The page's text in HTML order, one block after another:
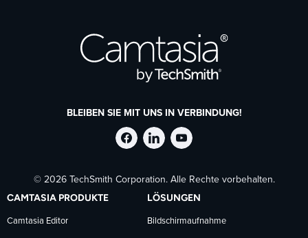
BLEIBEN SIE MIT UNS IN VERBINDUNG!
TechSmith
auf
Facebook
TechSmith
auf
LinkedIn
TechSmith
auf
YouTube
© 2026 TechSmith Corporation. Alle Rechte vorbehalten.
CAMTASIA PRODUKTE
Camtasia Editor
LÖSUNGEN
Bildschirmaufnahme